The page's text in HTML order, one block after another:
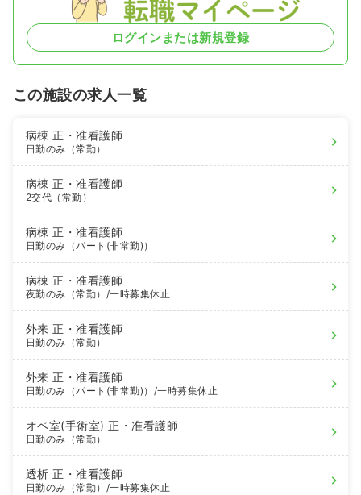
ログインまたは新規登録
この施設の求人一覧
病棟正・准看護師
日勤のみ（常勤）
病棟正・准看護師
2交代（常勤）
病棟正・准看護師
日勤のみ（パート(非常勤)）
病棟正・准看護師
夜勤のみ（常勤） /一時募集休止
外来正・准看護師
日勤のみ（常勤）
外来正・准看護師
日勤のみ（パート(非常勤)） /一時募集休止
オペ室(手術室)正・准看護師
日勤のみ（常勤）
透析正・准看護師
日勤のみ（常勤） /一時募集休止